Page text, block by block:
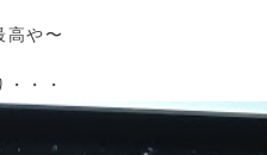
高や〜
・・